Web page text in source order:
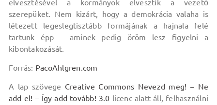
elvesztésével a kormányok elvesztik a vezető
szerepüket. Nem kizárt, hogy a demokrácia valaha is
létezett legeslegtisztább formájának a hajnala felé
tartunk épp – aminek pedig öröm lesz figyelni a
kibontakozását.
Forrás: PacoAhlgren.com
A lap szövege Creative Commons Nevezd meg! – Ne
add el! – Így add tovább! 3.0 licenc alatt áll, felhasználni